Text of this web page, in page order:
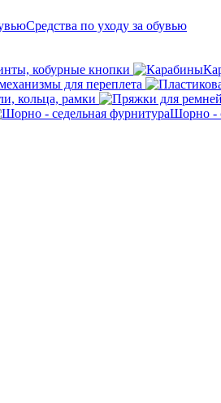
Средства по уходу за обувью
кобурные кнопки
для переплета
кольца, рамки
Шорно -